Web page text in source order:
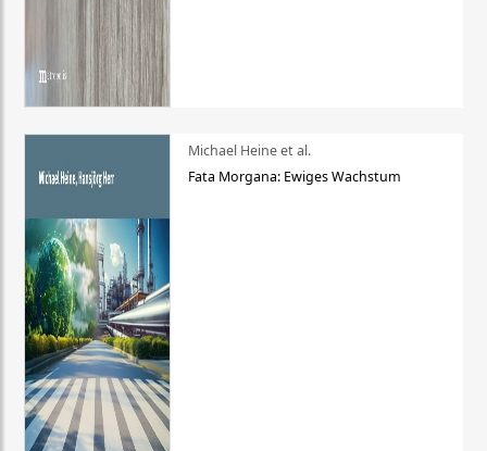
Michael Heine et al.
Fata Morgana: Ewiges Wachstum